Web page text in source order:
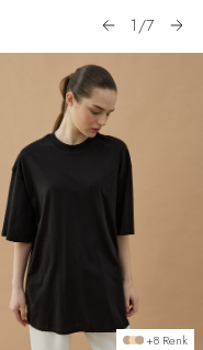
1 /7
+8 Renk